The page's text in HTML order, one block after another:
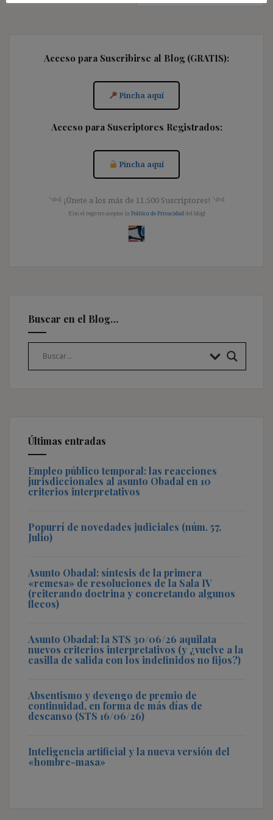
Acceso para Suscribirse al Blog (GRATIS):
Pincha aquí
Acceso para Suscriptores Registrados:
Pincha aquí
༺ ¡Únete a los más de 11.500 Suscriptores! ༺
[Con el registro aceptas la Política de Privacidad del blog]
Buscar en el Blog…
Últimas entradas
Empleo público temporal: las reacciones
jurisdiccionales al asunto Obadal en 10
criterios interpretativos
Popurrí de novedades judiciales (núm. 57,
Julio)
Asunto Obadal: síntesis de la primera
«remesa» de resoluciones de la Sala IV
(reiterando doctrina y concretando algunos
flecos)
Asunto Obadal: la STS 30/06/26 aquilata
nuevos criterios interpretativos (y ¿vuelve a la
casilla de salida con los indefinidos no fijos?)
Absentismo y devengo de premio de
continuidad, en forma de más días de
descanso (STS 16/06/26)
Inteligencia artificial y la nueva versión del
«hombre-masa»